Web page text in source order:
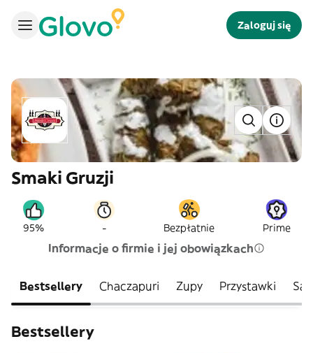
Zaloguj się
Smaki Gruzji
95% - Bezpłatnie Prime
Informacje o firmie i jej obowiązkach
Bestsellery Chaczapuri Zupy Przystawki
Bestsellery